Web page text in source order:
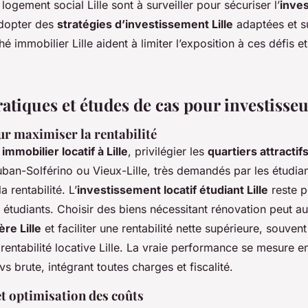
social Lille sont à surveiller pour sécuriser l’
des stratégies d’investissement Lille adaptées et
immobilier Lille aident à limiter l’exposition à ces défis
et études de cas pour
maximiser la rentabilité
locatif à Lille, privilégier les quartiers
Solférino ou Vieux-Lille, très demandés par les
rentabilité. L’investissement locatif étudiant Lille reste
Choisir des biens nécessitant rénovation peut
Lille et faciliter une rentabilité nette supérieure,
locative Lille. La vraie performance se mesure
brute, intégrant toutes charges et fiscalité.
optimisation des coûts